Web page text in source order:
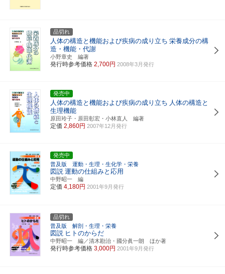
品切れ
人体の構造と機能および疾病の成り立ち 栄養成分の構
造・機能・代謝
小野章史 編著
発行時参考価格 2,700円 2008年3月発行
発売中
人体の構造と機能および疾病の成り立ち 人体の構造と
生理機能
原田玲子・原田彰宏・小林直人 編著
定価 2,860円 2007年12月発行
発売中
普及版 運動・生理・生化学・栄養
図説 運動の仕組みと応用
中野昭一 編
定価 4,180円 2001年9月発行
品切れ
普及版 解剖・生理・栄養
図説 ヒトのからだ
中野昭一 編／清木勘治・國分眞一朗 ほか著
発行時参考価格 3,000円 2001年9月発行